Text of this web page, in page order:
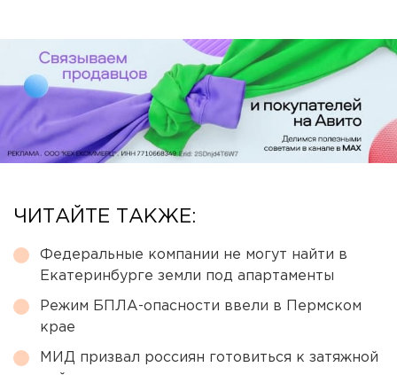
ЧИТАЙТЕ ТАКЖЕ:
Федеральные компании не могут найти в
Екатеринбурге земли под апартаменты
Режим БПЛА-опасности ввели в Пермском
крае
МИД призвал россиян готовиться к затяжной